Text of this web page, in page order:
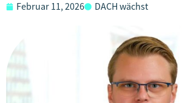
Februar 11, 2026 DACH wächst